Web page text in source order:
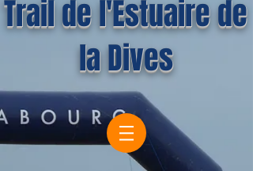
Trail de l'Estuaire de
la Dives